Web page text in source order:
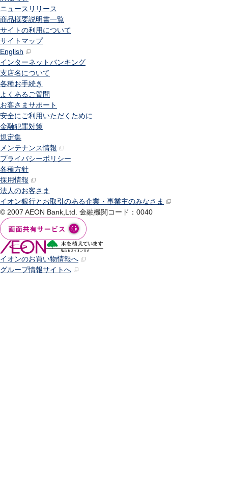
ニュースリリース
商品概要説明書一覧
サイトの利用について
サイトマップ
English
インターネットバンキング
支店名について
各種お手続き
よくあるご質問
お客さまサポート
安全にご利用いただくために
金融犯罪対策
規定集
メンテナンス情報
プライバシーポリシー
各種方針
採用情報
法人のお客さま
イオン銀行とお取引のある企業・事業主のみなさま
© 2007 AEON Bank,Ltd. 金融機関コード：0040
イオンのお買い物情報へ
グループ情報サイトへ